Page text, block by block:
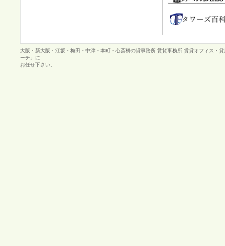
大阪・新大阪・江坂・梅田・中津・本町・心斎橋の貸事務所 賃貸事務所 賃貸オフィス・
ーチ」に
お任せ下さい。